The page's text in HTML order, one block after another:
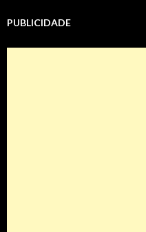
PUBLICIDADE